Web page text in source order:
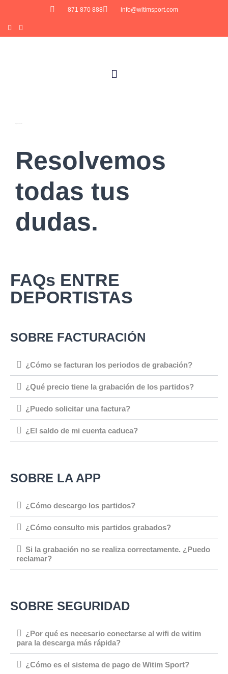
871 870 888 info@witimsport.com
Resolvemos
todas tus
dudas.
FAQs ENTRE
DEPORTISTAS
SOBRE FACTURACIÓN
¿Cómo se facturan los periodos de grabación?
¿Qué precio tiene la grabación de los partidos?
¿Puedo solicitar una factura?
¿El saldo de mi cuenta caduca?
SOBRE LA APP
¿Cómo descargo los partidos?
¿Cómo consulto mis partidos grabados?
Si la grabación no se realiza correctamente. ¿Puedo
reclamar?
SOBRE SEGURIDAD
¿Por qué es necesario conectarse al wifi de witim
para la descarga más rápida?
¿Cómo es el sistema de pago de Witim Sport?